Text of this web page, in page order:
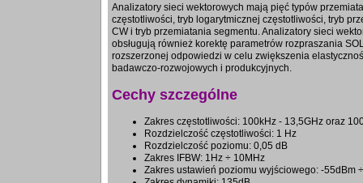
Analizatory sieci wektorowych mają pięć typów
częstotliwości, tryb logarytmicznej częstotliwości, tryb
CW i tryb przemiatania segmentu. Analizatory sieci
obsługują również korektę parametrów rozpraszania
rozszerzonej odpowiedzi w celu zwiększenia
badawczo-rozwojowych i produkcyjnych.
Cechy szczególne
Zakres częstotliwości: 100kHz - 13,5GHz oraz
Rozdzielczość częstotliwości: 1 Hz
Rozdzielczość poziomu: 0,05 dB
Zakres IFBW: 1Hz ÷ 10MHz
Zakres ustawień poziomu wyjściowego: -55dBm